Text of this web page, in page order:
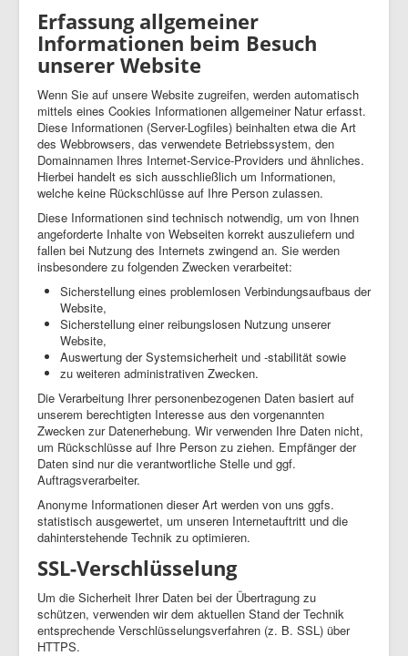
Erfassung allgemeiner
Informationen beim Besuch
unserer Website
Wenn Sie auf unsere Website zugreifen, werden automatisch
mittels eines Cookies Informationen allgemeiner Natur erfasst.
Diese Informationen (Server-Logfiles) beinhalten etwa die Art
des Webbrowsers, das verwendete Betriebssystem, den
Domainnamen Ihres Internet-Service-Providers und ähnliches.
Hierbei handelt es sich ausschließlich um Informationen,
welche keine Rückschlüsse auf Ihre Person zulassen.
Diese Informationen sind technisch notwendig, um von Ihnen
angeforderte Inhalte von Webseiten korrekt auszuliefern und
fallen bei Nutzung des Internets zwingend an. Sie werden
insbesondere zu folgenden Zwecken verarbeitet:
Sicherstellung eines problemlosen Verbindungsaufbaus der
Website,
Sicherstellung einer reibungslosen Nutzung unserer
Website,
Auswertung der Systemsicherheit und -stabilität sowie
zu weiteren administrativen Zwecken.
Die Verarbeitung Ihrer personenbezogenen Daten basiert auf
unserem berechtigten Interesse aus den vorgenannten
Zwecken zur Datenerhebung. Wir verwenden Ihre Daten nicht,
um Rückschlüsse auf Ihre Person zu ziehen. Empfänger der
Daten sind nur die verantwortliche Stelle und ggf.
Auftragsverarbeiter.
Anonyme Informationen dieser Art werden von uns ggfs.
statistisch ausgewertet, um unseren Internetauftritt und die
dahinterstehende Technik zu optimieren.
SSL-Verschlüsselung
Um die Sicherheit Ihrer Daten bei der Übertragung zu
schützen, verwenden wir dem aktuellen Stand der Technik
entsprechende Verschlüsselungsverfahren (z. B. SSL) über
HTTPS.